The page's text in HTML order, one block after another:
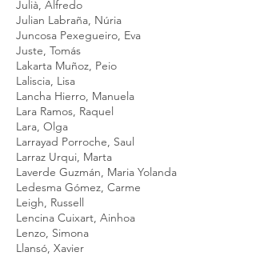
Julià, Alfredo
Julian Labraña, Núria
Juncosa Pexegueiro, Eva
Juste, Tomás
Lakarta Muñoz, Peio
Laliscia, Lisa
Lancha Hierro, Manuela
Lara Ramos, Raquel
Lara, Olga
Larrayad Porroche, Saul
Larraz Urqui, Marta
Laverde Guzmán, Maria Yolanda
Ledesma Gómez, Carme
Leigh, Russell
Lencina Cuixart, Ainhoa
Lenzo, Simona
Llansó, Xavier